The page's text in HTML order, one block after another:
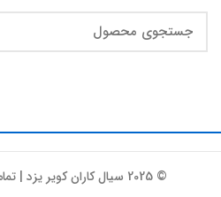
© 2025 سیال کاران کویر یزد | تمامی حقوق محفوظ است.